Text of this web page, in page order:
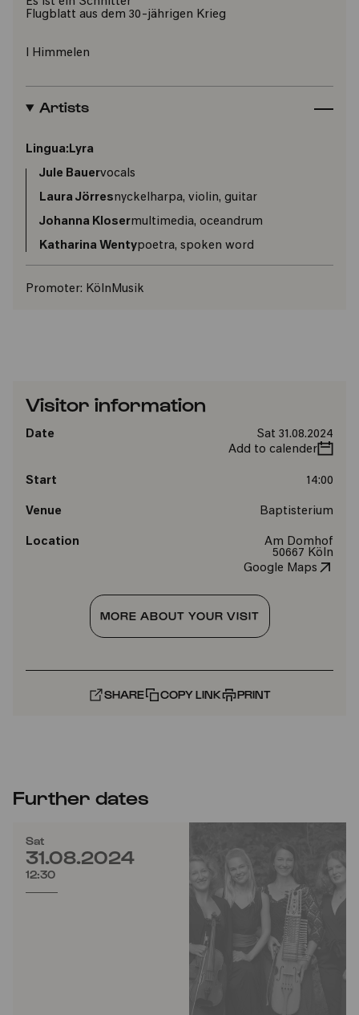
Flugblatt aus dem 30-jährigen Krieg
I Himmelen
Artists
Lingua:Lyra
Jule Bauervocals
Laura Jörresnyckelharpa, violin, guitar
Johanna Klosermultimedia, oceandrum
Katharina Wentypoetra, spoken word
Promoter: KölnMusik
Visitor information
Date
Sat 31.08.2024
Add to calender
Start 14:00
Venue Baptisterium
Location
Am Domhof
50667 Köln
Google Maps
MORE ABOUT YOUR VISIT
SHARE COPY LINK PRINT
Further dates
Sat
31.08.2024
12:30